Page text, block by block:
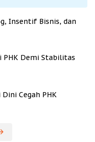
Insentif Bisnis, dan
PHK Demi Stabilitas
Cegah PHK